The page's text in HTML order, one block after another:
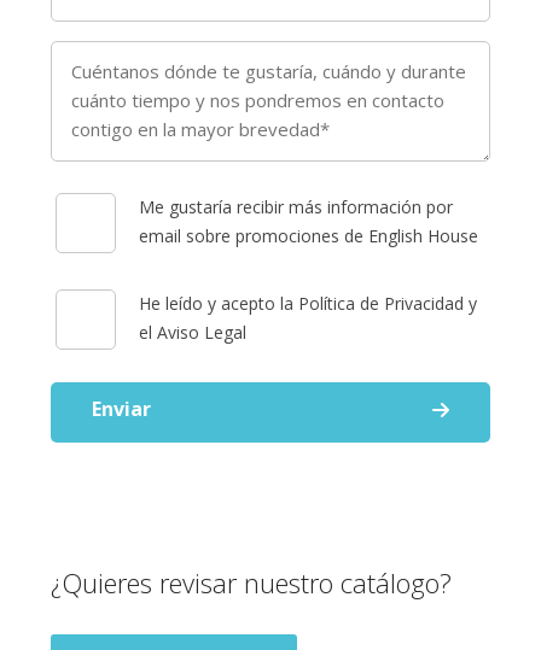
Me gustaría recibir más información por
email sobre promociones de English House
He leído y acepto la Política de Privacidad y
el Aviso Legal
Enviar
¿Quieres revisar nuestro catálogo?